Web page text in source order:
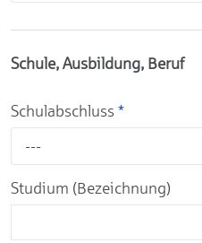
Schule, Ausbildung, Beruf
Schulabschluss *
---
Studium (Bezeichnung)